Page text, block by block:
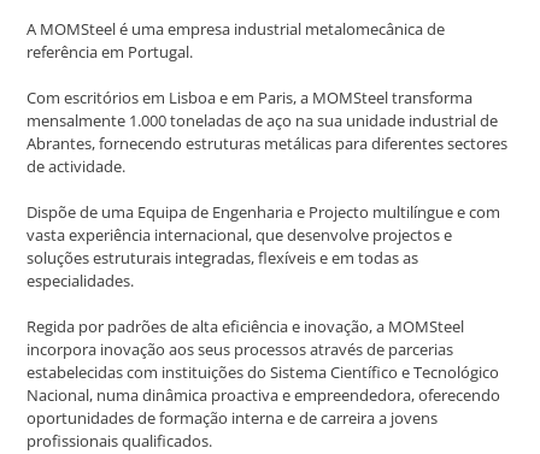
A MOMSteel é uma empresa industrial metalomecânica de
referência em Portugal.
Com escritórios em Lisboa e em Paris, a MOMSteel transforma
mensalmente 1.000 toneladas de aço na sua unidade industrial de
Abrantes, fornecendo estruturas metálicas para diferentes sectores
de actividade.
Dispõe de uma Equipa de Engenharia e Projecto multilíngue e com
vasta experiência internacional, que desenvolve projectos e
soluções estruturais integradas, flexíveis e em todas as
especialidades.
Regida por padrões de alta eficiência e inovação, a MOMSteel
incorpora inovação aos seus processos através de parcerias
estabelecidas com instituições do Sistema Científico e Tecnológico
Nacional, numa dinâmica proactiva e empreendedora, oferecendo
oportunidades de formação interna e de carreira a jovens
profissionais qualificados.